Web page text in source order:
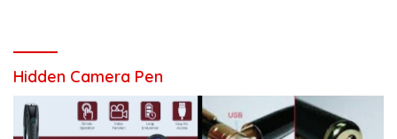
Hidden Camera Pen